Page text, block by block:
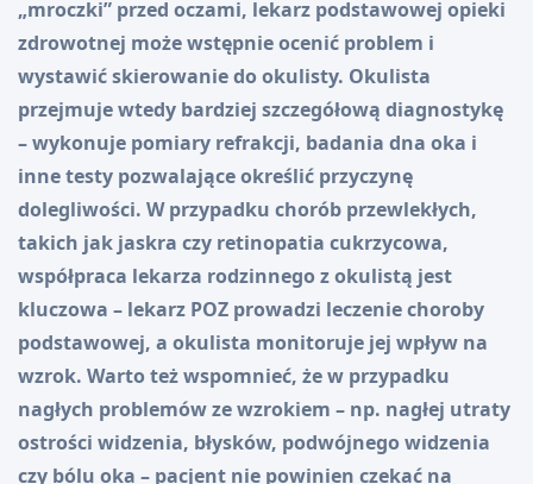
„mroczki” przed oczami, lekarz podstawowej opieki
zdrowotnej może wstępnie ocenić problem i
wystawić skierowanie do okulisty. Okulista
przejmuje wtedy bardziej szczegółową diagnostykę
– wykonuje pomiary refrakcji, badania dna oka i
inne testy pozwalające określić przyczynę
dolegliwości. W przypadku chorób przewlekłych,
takich jak jaskra czy retinopatia cukrzycowa,
współpraca lekarza rodzinnego z okulistą jest
kluczowa – lekarz POZ prowadzi leczenie choroby
podstawowej, a okulista monitoruje jej wpływ na
wzrok. Warto też wspomnieć, że w przypadku
nagłych problemów ze wzrokiem – np. nagłej utraty
ostrości widzenia, błysków, podwójnego widzenia
czy bólu oka – pacjent nie powinien czekać na